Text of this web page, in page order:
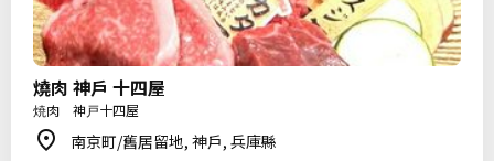
燒肉 神戶 十四屋
焼肉 神戸十四屋
南京町/舊居留地, 神戶, 兵庫縣